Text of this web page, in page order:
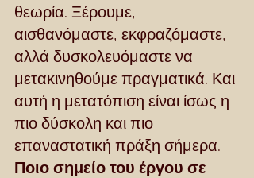
θεωρία. Ξέρουμε,
αισθανόμαστε, εκφραζόμαστε,
αλλά δυσκολευόμαστε να
μετακινηθούμε πραγματικά. Και
αυτή η μετατόπιση είναι ίσως η
πιο δύσκολη και πιο
επαναστατική πράξη σήμερα.
Ποιο σημείο του έργου σε